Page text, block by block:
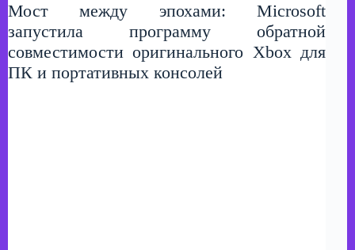
Мост между эпохами: Microsoft
запустила программу обратной
совместимости оригинального Xbox для
ПК и портативных консолей